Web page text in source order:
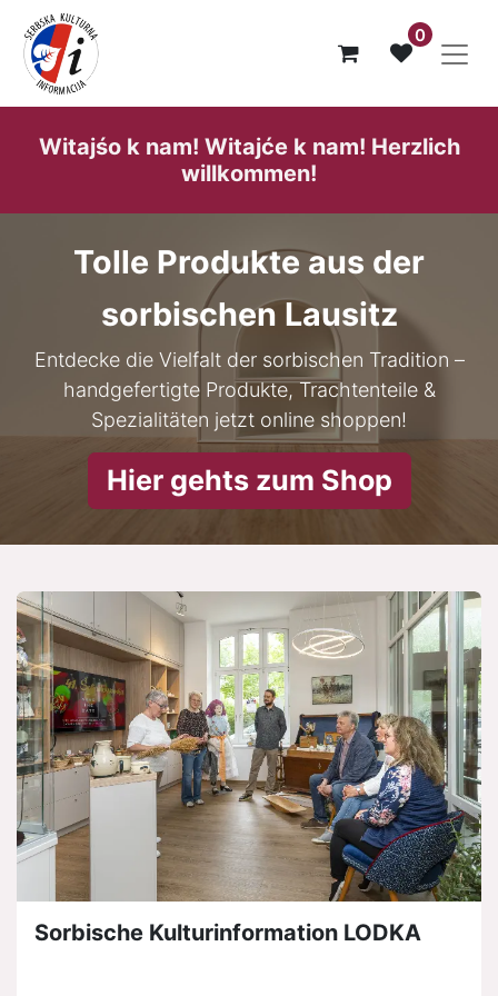
0
Witajśo k nam! Witajće k nam! He​rzlich
willk​ommen!
Tolle Produkte aus der
sorbischen Lausitz
Entdecke die Vielfalt der sorbischen Tradition –
handgefertigte Produkte, Trachtenteile &
Spezialitäten jetzt online shoppen!
Hier gehts zum Shop
Sorbische Kulturinformation LODKA